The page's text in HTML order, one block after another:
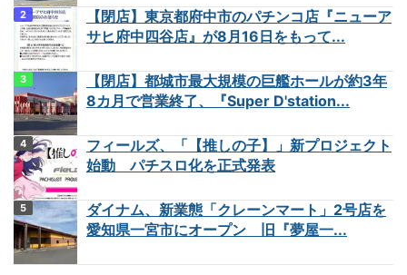
【閉店】東京都府中市のパチンコ店『ニューア
サヒ府中四谷店』が8月16日をもって...
【閉店】都城市最大規模の巨艦ホールが約3年
8カ月で営業終了、『Super D'station...
フィールズ、「【推しの子】」新プロジェクト
始動 パチスロ化を正式発表
ダイナム、新業態「クレーンマート」2号店を
愛知県一宮市にオープン 旧『夢屋一...